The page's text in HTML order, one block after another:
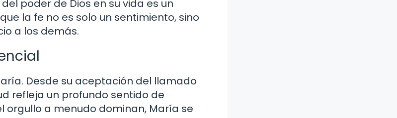
poder de Dios en su vida es un
la fe no es solo un sentimiento, sino
a los demás.
Desde su aceptación del llamado
refleja un profundo sentido de
orgullo a menudo dominan, María se